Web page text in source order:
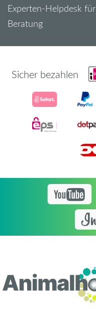
Experten-Helpdesk für
Beratung
Sicher bezahlen